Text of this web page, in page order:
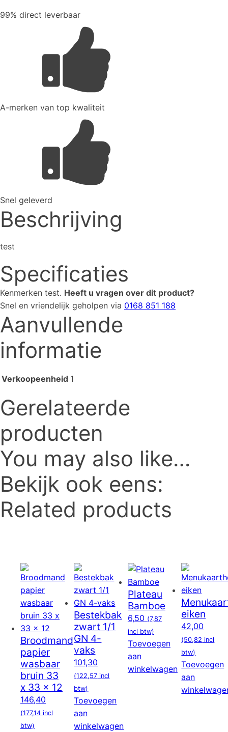
99% direct leverbaar
A-merken van top kwaliteit
Snel geleverd
Beschrijving
test
Specificaties
Kenmerken test. Heeft u vragen over dit product?
Snel en vriendelijk geholpen via 0168 851 188
Aanvullende
informatie
Verkoopeenheid 1
Gerelateerde
producten
You may also like…
Bekijk ook eens:
Related products
Broodmand
papier
wasbaar
bruin 33
x 33 x 12
146,40
(177,14 incl
btw)
Bestekbak
zwart 1/1
GN 4-
vaks
101,30
(122,57 incl
btw)
Toevoegen
aan
winkelwagen
Plateau
Bamboe
6,50 (7,87
incl btw)
Toevoegen
aan
winkelwagen
eiken
42,00
(50,82 incl
btw)
Toevoegen
aan